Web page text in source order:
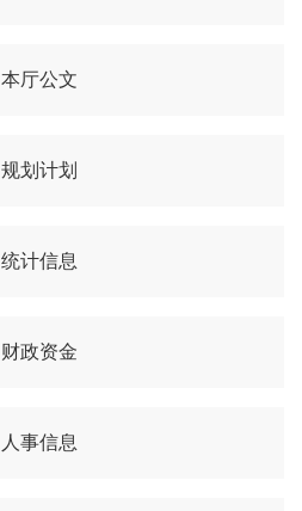
本厅公文
规划计划
统计信息
财政资金
人事信息